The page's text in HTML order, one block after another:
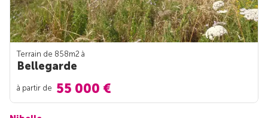
Terrain de 858m2 à
Bellegarde
à partir de 55 000 €